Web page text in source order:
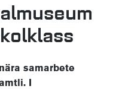
samarbete
I